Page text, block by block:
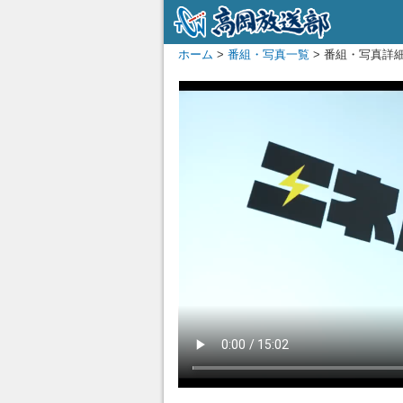
ホーム > 番組・写真一覧 > 番組・写真詳